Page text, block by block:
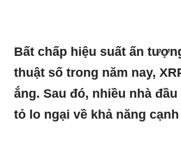
Bất chấp hiệu suất ấn
thuật số trong năm nay,
ắng. Sau đó, nhiều nhà
tỏ lo ngại về khả năng